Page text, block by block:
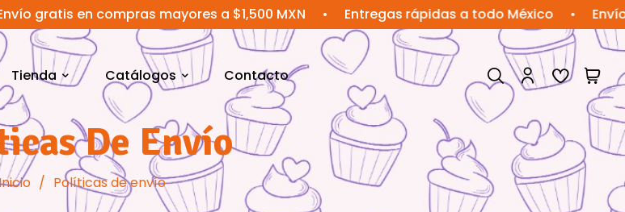
en compras mayores a $1,500 MXN • Entregas rápidas a todo México • Envío gratis
Tienda Catálogos Contacto
De Envío
/ Políticas de envío